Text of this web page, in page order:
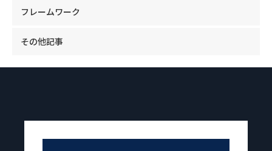
フレームワーク
その他記事